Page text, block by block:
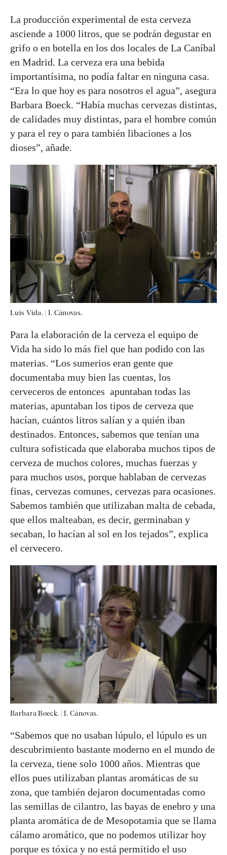
La producción experimental de esta cerveza
asciende a 1000 litros, que se podrán degustar en
grifo o en botella en los dos locales de La Caníbal
en Madrid. La cerveza era una bebida
importantísima, no podía faltar en ninguna casa.
“Era lo que hoy es para nosotros el agua”, asegura
Barbara Boeck. “Había muchas cervezas distintas,
de calidades muy distintas, para el hombre común
y para el rey o para también libaciones a los
dioses”, añade.
Luis Vida. I. Cánovas.
Para la elaboración de la cerveza el equipo de
Vida ha sido lo más fiel que han podido con las
materias. “Los sumerios eran gente que
documentaba muy bien las cuentas, los
cerveceros de entonces apuntaban todas las
materias, apuntaban los tipos de cerveza que
hacían, cuántos litros salían y a quién iban
destinados. Entonces, sabemos que tenían una
cultura sofisticada que elaboraba muchos tipos de
cerveza de muchos colores, muchas fuerzas y
para muchos usos, porque hablaban de cervezas
finas, cervezas comunes, cervezas para ocasiones.
Sabemos también que utilizaban malta de cebada,
que ellos malteaban, es decir, germinaban y
secaban, lo hacían al sol en los tejados”, explica
el cervecero.
Barbara Boeck. |I. Cánovas.
“Sabemos que no usaban lúpulo, el lúpulo es un
descubrimiento bastante moderno en el mundo de
la cerveza, tiene solo 1000 años. Mientras que
ellos pues utilizaban plantas aromáticas de su
zona, que también dejaron documentadas como
las semillas de cilantro, las bayas de enebro y una
planta aromática de de Mesopotamia que se llama
cálamo aromático, que no podemos utilizar hoy
porque es tóxica y no está permitido el uso